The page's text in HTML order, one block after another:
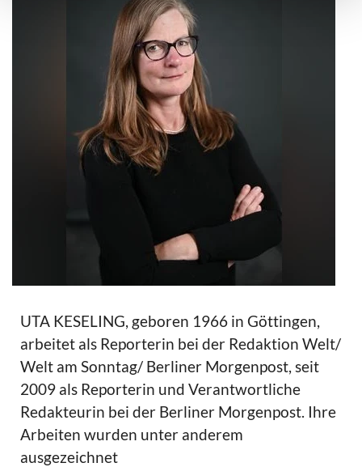
UTA KESELING, geboren 1966 in Göttingen,
arbeitet als Reporterin bei der Redaktion Welt/
Welt am Sonntag/ Berliner Morgenpost, seit
2009 als Reporterin und Verantwortliche
Redakteurin bei der Berliner Morgenpost. Ihre
Arbeiten wurden unter anderem
ausgezeichnet